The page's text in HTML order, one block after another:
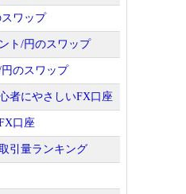
ワップ
ト/円のスワップ
のスワップ
者にやさしいFX口座
口座
引量ランキング